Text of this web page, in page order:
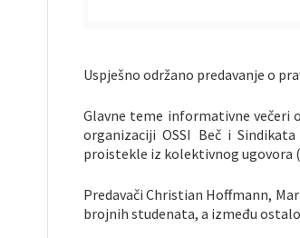
Uspješno održano predavanje o
Glavne teme informativne večeri
organizaciji OSSI Beč i
proistekle iz kolektivnog ugovora (
Predavači Christian Hoffmann,
brojnih studenata, a između